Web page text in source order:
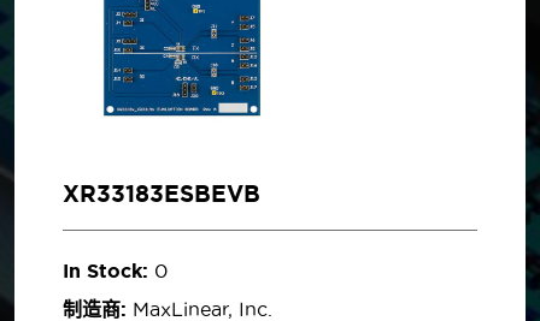
XR33183ESBEVB
In Stock: 0
制造商: MaxLinear, Inc.